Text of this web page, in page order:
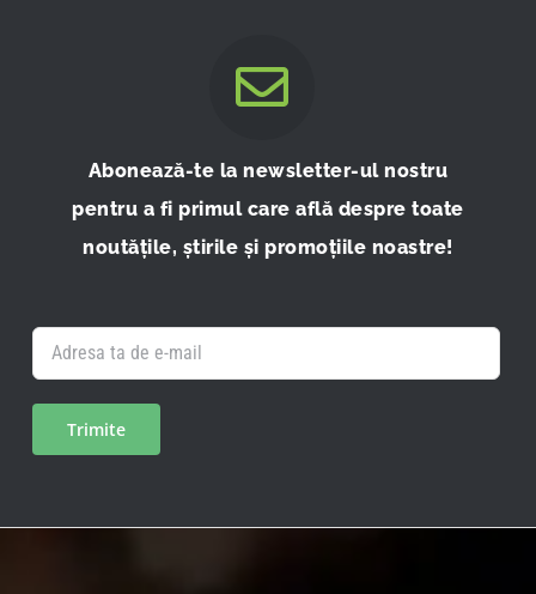
Abonează-te la newsletter-ul nostru
pentru a fi primul care află despre toate
noutățile, știrile și promoțiile noastre!